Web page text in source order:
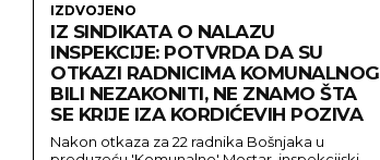
IZDVOJENO
IZ SINDIKATA O NALAZU
INSPEKCIJE: POTVRDA DA SU
OTKAZI RADNICIMA KOMUNALNOG
BILI NEZAKONITI, NE ZNAMO ŠTA
SE KRIJE IZA KORDIĆEVIH POZIVA
Nakon otkaza za 22 radnika Bošnjaka u